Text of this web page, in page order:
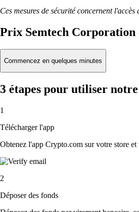
Ces mesures de sécurité concernent
Prix Semtech Corporation
Commencez en quelques minutes
3 étapes pour utiliser
1
Télécharger l'app
Obtenez l'app Crypto.com sur votre store
2
Déposer des fonds